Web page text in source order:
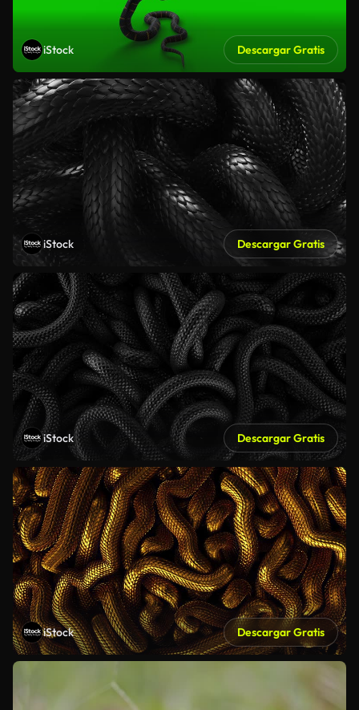
iStock Descargar Gratis
iStock Descargar Gratis
iStock Descargar Gratis
iStock Descargar Gratis